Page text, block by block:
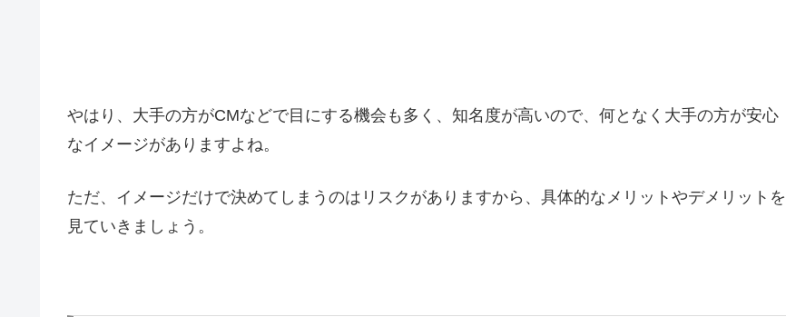
やはり、大手の方がCMなどで目にする機会も多く、知名度が高いので、何となく大手の方が安心
なイメージがありますよね。
ただ、イメージだけで決めてしまうのはリスクがありますから、具体的なメリットやデメリットを
見ていきましょう。